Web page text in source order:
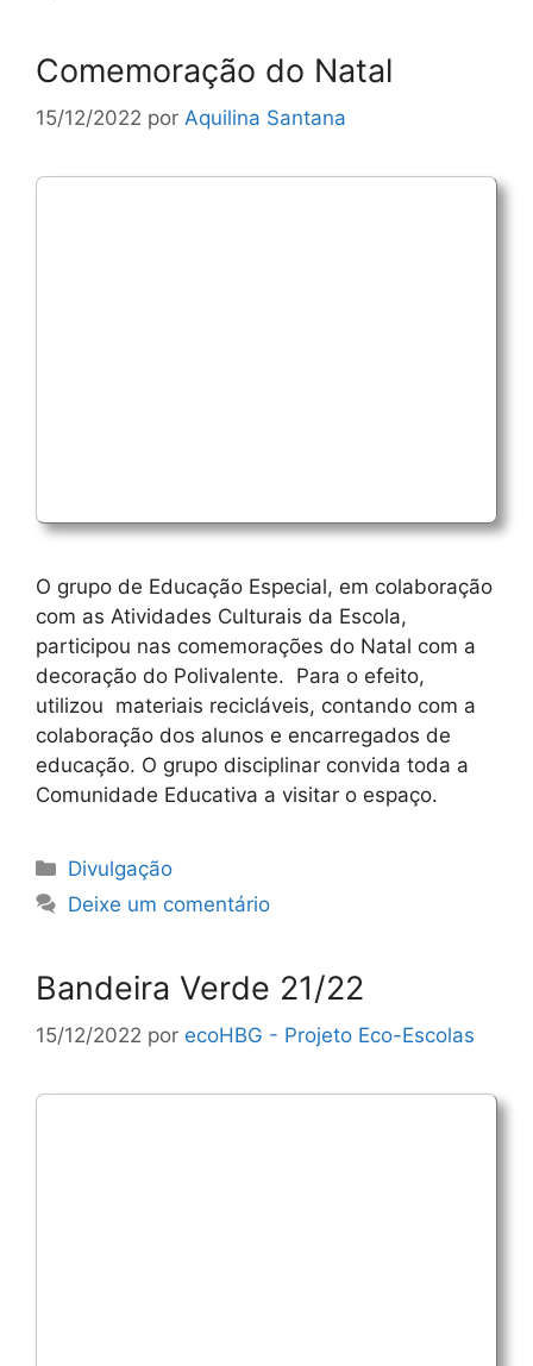
Comemoração do Natal
15/12/2022 por Aquilina Santana
O grupo de Educação Especial, em colaboração
com as Atividades Culturais da Escola,
participou nas comemorações do Natal com a
decoração do Polivalente. Para o efeito,
utilizou materiais recicláveis, contando com a
colaboração dos alunos e encarregados de
educação. O grupo disciplinar convida toda a
Comunidade Educativa a visitar o espaço.
Categorias
Divulgação
Deixe um comentário
Bandeira Verde 21/22
15/12/2022 por ecoHBG - Projeto Eco-Escolas